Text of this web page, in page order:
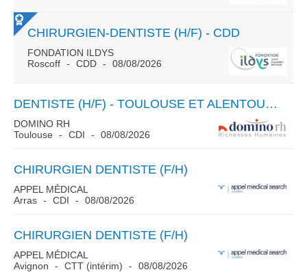
CHIRURGIEN-DENTISTE (H/F) - CDD
FONDATION ILDYS
Roscoff
CDD 08/08/2026
DENTISTE (H/F) - TOULOUSE ET ALENTOURS (31)
DOMINO RH
Toulouse
CDI 08/08/2026
CHIRURGIEN DENTISTE (F/H)
APPEL MÉDICAL
Arras
CDI 08/08/2026
CHIRURGIEN DENTISTE (F/H)
APPEL MÉDICAL
Avignon
CTT (intérim) 08/08/2026